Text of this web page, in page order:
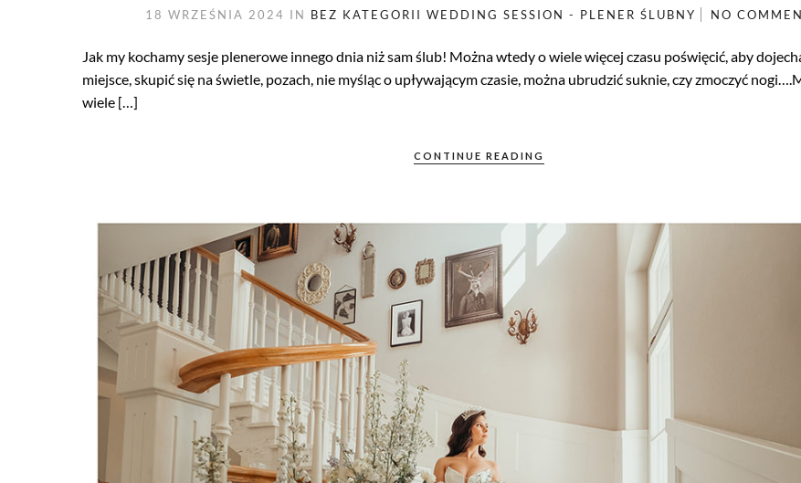
18 WRZEŚNIA 2024 IN BEZ KATEGORII WEDDING SESSION - PLENER ŚLUBNY NO
Jak my kochamy sesje plenerowe innego dnia niż sam ślub! Można wtedy o wiele więcej czasu poświęcić, aby
miejsce, skupić się na świetle, pozach, nie myśląc o upływającym czasie, można ubrudzić suknie, czy zmoczyć
wiele […]
CONTINUE READING